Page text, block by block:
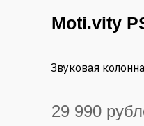
Moti.vity
Звуковая
29 990